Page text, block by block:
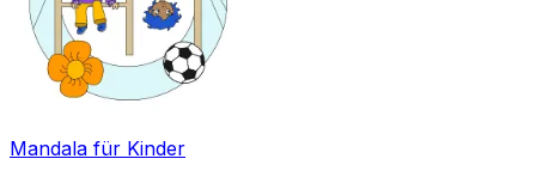
Mandala für Kinder